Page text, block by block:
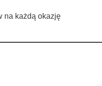
na każdą okazję